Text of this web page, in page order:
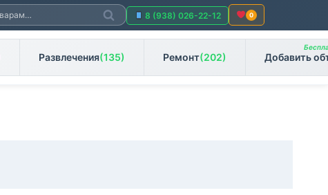
Поиск
8 (938) 026-22-12 0
Развлечения(135) Ремонт(202) Добавить